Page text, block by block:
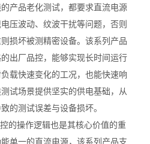
产品老化测试，都要求直流电源
压波动、纹波干扰等问题，否则
损坏被测精密设备。该系列产品
出厂品控，能够实现长时间运行
载快速变化的工况，也能快速响
试场景提供坚实的供电基础，从
的测试误差与设备损坏。
操作逻辑也是其核心价值的重
单一的直流电源，该系列产品支